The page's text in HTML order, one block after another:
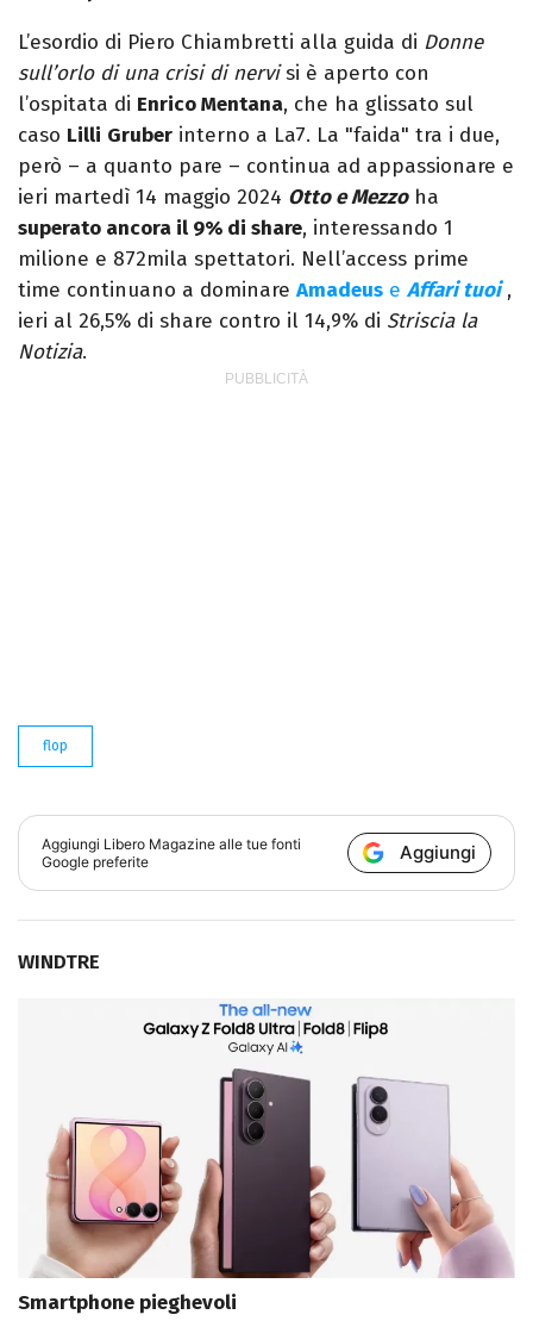
L’esordio di Piero Chiambretti alla guida di Donne
sull’orlo di una crisi di nervisi è aperto con
l’ospitata di Enrico Mentana, che ha glissato sul
caso Lilli Gruber interno a La7. La "faida" tra i due,
però – a quanto pare – continua ad appassionare e
ieri martedì 14 maggio 2024 Otto e Mezzoha
superato ancora il 9% di share, interessando 1
milione e 872mila spettatori. Nell’access prime
time continuano a dominare Amadeus e Affari tuoi,
ieri al 26,5% di share contro il 14,9% di Striscia la
Notizia.
flop
Aggiungi Libero Magazine alle tue fonti
Google preferite
Aggiungi
WINDTRE
Smartphone pieghevoli